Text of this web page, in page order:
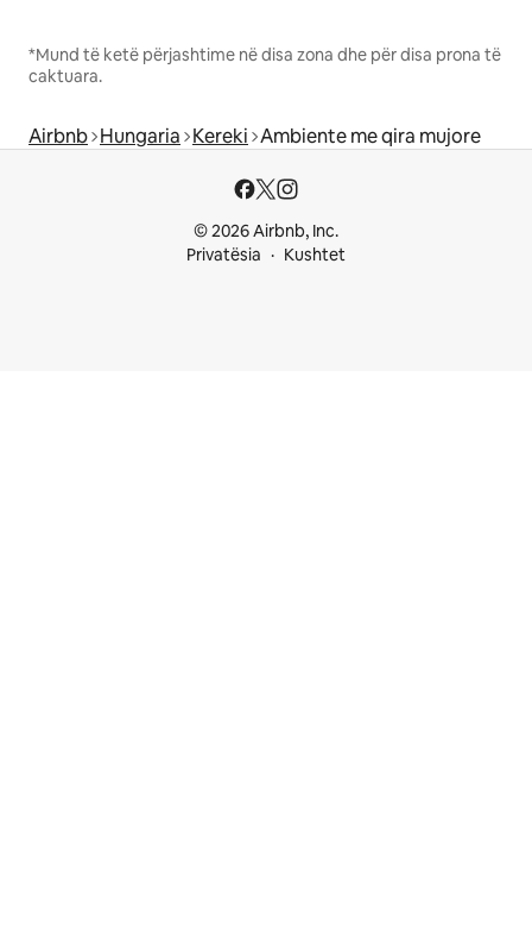
*Mund të ketë përjashtime në disa zona dhe për disa prona të
caktuara.
Airbnb Hungaria Kereki Ambiente me qira mujore
© 2026 Airbnb, Inc.
Privatësia
Kushtet